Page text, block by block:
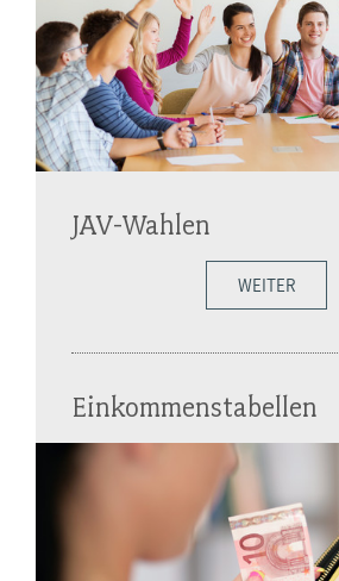
JAV-Wahlen
WEITER
Einkommenstabellen